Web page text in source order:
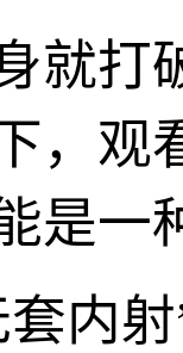
就打
，观
是一
内